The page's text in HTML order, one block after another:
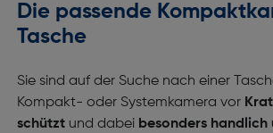
Die passende
Tasche
Sie sind auf der Suche nach einer
Kompakt- oder Systemkamera vor
schütztund dabei besonders handlich